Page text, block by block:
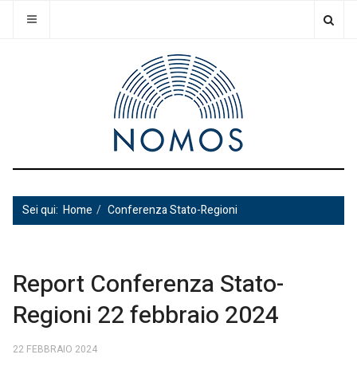
Sei qui: Home Conferenza Stato-Regioni
Report Conferenza Stato-
Regioni 22 febbraio 2024
22 FEBBRAIO 2024